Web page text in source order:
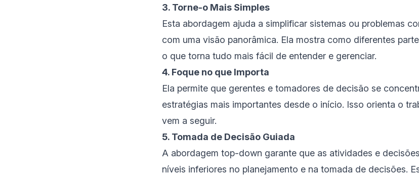
3. Torne-o Mais Simples
Esta abordagem ajuda a simplificar sistemas ou problemas
com uma visão panorâmica. Ela mostra como diferentes
o que torna tudo mais fácil de entender e gerenciar.
4. Foque no que Importa
Ela permite que gerentes e tomadores de decisão se
estratégias mais importantes desde o início. Isso orienta o
vem a seguir.
5. Tomada de Decisão Guiada
A abordagem top-down garante que as atividades e
níveis inferiores no planejamento e na tomada de decisões.